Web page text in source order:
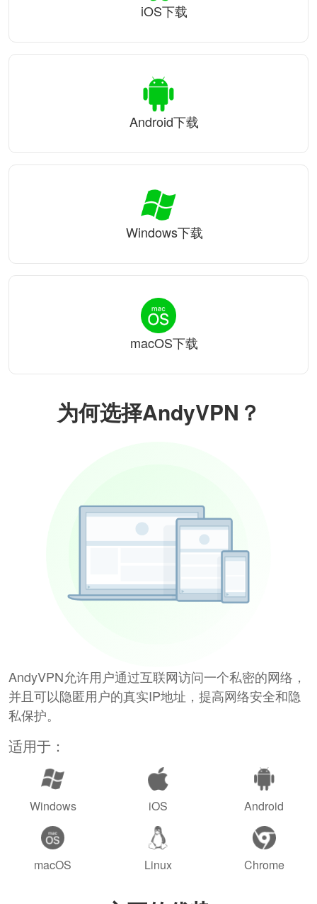
为何选择AndyVPN？
AndyVPN允许用户通过互联网访问一个私密的网络，
并且可以隐匿用户的真实IP地址，提高网络安全和隐
私保护。
适用于：
Windows iOS Android
macOS Linux Chrome
iOS下载
Android下载
Windows下载
macOS下载